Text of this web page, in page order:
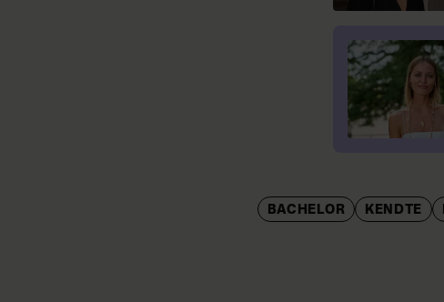
BACHELOR KENDTE